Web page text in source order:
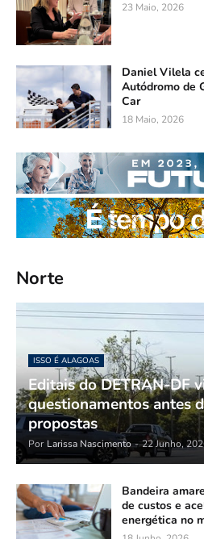
23 Maio, 2026
Daniel Vilela
Autódromo de
Car
18 Maio, 2026
Norte
ISSO É ALAGOAS
Editais do DETRAN-DF
questionamentos antes
propostas
Por Larissa Nascimento - 22 Junho,
Bandeira
de custos e
energética no